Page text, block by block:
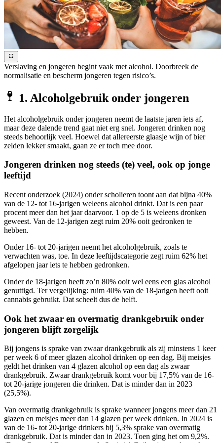
Verslaving en jongeren begint vaak met alcohol. Doorbreek de
normalisatie en bescherm jongeren tegen risico’s.
1. Alcoholgebruik onder jongeren
Het alcoholgebruik onder jongeren neemt de laatste jaren iets af,
maar deze dalende trend gaat niet erg snel. Jongeren drinken nog
steeds behoorlijk veel. Hoewel dat allereerste glaasje wijn of bier
zelden lekker smaakt, gaan ze er toch mee door.
Jongeren drinken nog steeds (te) veel, ook op jonge
leeftijd
Recent onderzoek (2024) onder scholieren toont aan dat bijna 40%
van de 12- tot 16-jarigen weleens alcohol drinkt. Dat is een paar
procent meer dan het jaar daarvoor. 1 op de 5 is weleens dronken
geweest. Van de 12-jarigen zegt ruim 20% ooit gedronken te
hebben.
Onder 16- tot 20-jarigen neemt het alcoholgebruik, zoals te
verwachten was, toe. In deze leeftijdscategorie zegt ruim 62% het
afgelopen jaar iets te hebben gedronken.
Onder de 18-jarigen heeft zo’n 80% ooit wel eens een glas alcohol
genuttigd. Ter vergelijking: ruim 40% van de 18-jarigen heeft ooit
cannabis gebruikt. Dat scheelt dus de helft.
Ook het zwaar en overmatig drankgebruik onder
jongeren blijft zorgelijk
Bij jongens is sprake van zwaar drankgebruik als zij minstens 1 keer
per week 6 of meer glazen alcohol drinken op een dag. Bij meisjes
geldt het drinken van 4 glazen alcohol op een dag als zwaar
drankgebruik. Zwaar drankgebruik komt voor bij 17,5% van de 16-
tot 20-jarige jongeren die drinken. Dat is minder dan in 2023
(25,5%).
Van overmatig drankgebruik is sprake wanneer jongens meer dan 21
glazen en meisjes meer dan 14 glazen per week drinken. In 2024 is
van de 16- tot 20-jarige drinkers bij 5,3% sprake van overmatig
drankgebruik. Dat is minder dan in 2023. Toen ging het om 9,2%.